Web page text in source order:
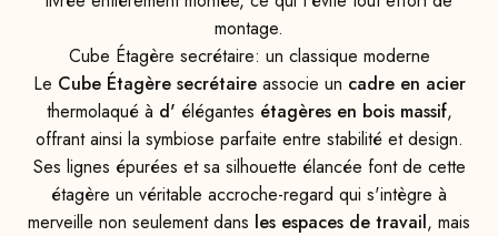
montage.
Cube Étagère secrétaire: un classique moderne
Le Cube Étagère secrétaireassocie un cadre en acier
thermolaqué à d' élégantes étagères en bois massif,
offrant ainsi la symbiose parfaite entre stabilité et design.
Ses lignes épurées et sa silhouette élancée font de cette
étagère un véritable accroche-regard qui s'intègre à
merveille non seulement dans les espaces de travail, mais